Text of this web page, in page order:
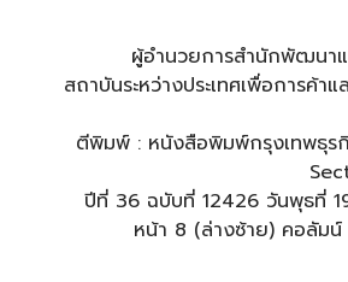
ผู้อำนวยการสำนักพัฒนาแ
สถาบันระหว่างประเทศเพื่อการค้า
ตีพิมพ์ : หนังสือพิมพ์กรุงเทพธุร
ปีที่ 36 ฉบับที่ 12426 วันพุธที่
หน้า 8 (ล่างซ้าย) คอลัม